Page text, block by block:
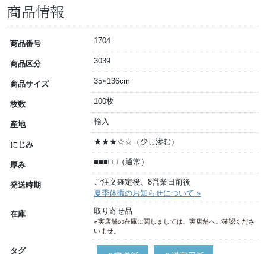
商品情報
商品番号 1704
商品区分 3039
商品サイズ 35×136cm
枚数 100枚
産地 輸入
にじみ ★★★☆☆（少し滲む）
厚み ■■■□□（通常）
発送時期
ご注文確定後、8営業日前後
夏季休暇のお知らせについて »
在庫 取り寄せ品
※実店舗の在庫に関しましては、実店舗へご確認くださ
いませ。
タグ